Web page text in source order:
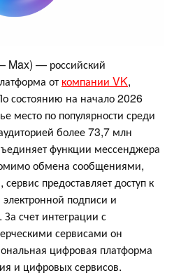
Max) — российский
от компании VK,
состоянию на начало 2026
место по популярности среди
более 73,7 млн
функции мессенджера
обмена сообщениями,
предоставляет доступ к
подписи и
счет интеграции с
сервисами он
цифровая платформа
и цифровых сервисов.